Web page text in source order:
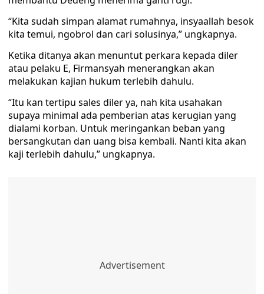
“Kita sudah simpan alamat rumahnya, insyaallah besok
kita temui, ngobrol dan cari solusinya,” ungkapnya.
Ketika ditanya akan menuntut perkara kepada diler
atau pelaku E, Firmansyah menerangkan akan
melakukan kajian hukum terlebih dahulu.
“Itu kan tertipu sales diler ya, nah kita usahakan
supaya minimal ada pemberian atas kerugian yang
dialami korban. Untuk meringankan beban yang
bersangkutan dan uang bisa kembali. Nanti kita akan
kaji terlebih dahulu,” ungkapnya.